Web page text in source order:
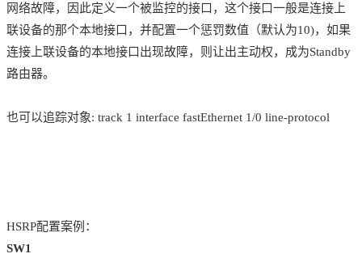
网络故障，因此定义一个被监控的接口，这个接口一般是连接上
联设备的那个本地接口，并配置一个惩罚数值（默认为10)，如果
连接上联设备的本地接口出现故障，则让出主动权，成为Standby
路由器。
也可以追踪对象: track 1 interface fastEthernet 1/0 line-protocol
HSRP配置案例：
SW1